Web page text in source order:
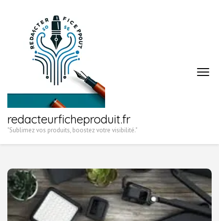
redacteurficheproduit.fr
"Sublimez vos produits, boostez votre visibilité."